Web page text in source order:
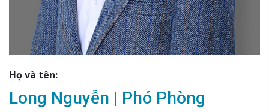
Họ và tên:
Long Nguyễn | Phó Phòng